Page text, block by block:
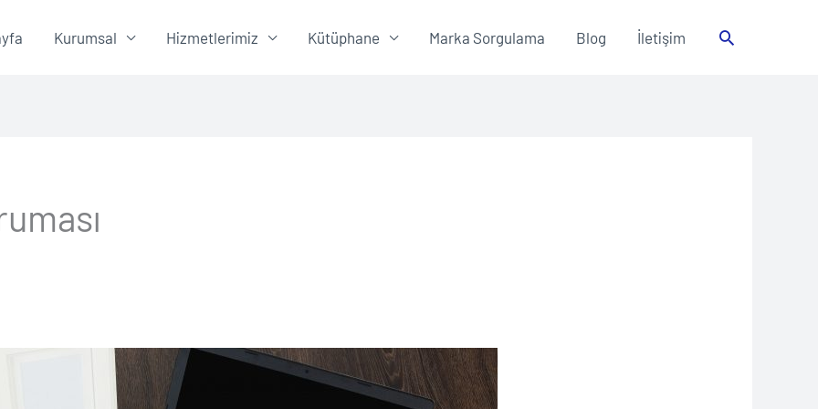
Kurumsal Hizmetlerimiz Kütüphane Marka Sorgulama Blog İletişim Arama